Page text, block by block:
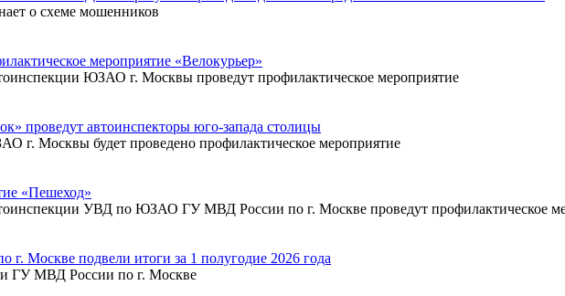
о схеме мошенников
мероприятие «Велокурьер»
ЮЗАО г. Москвы проведут профилактическое мероприятие
проведут автоинспекторы юго-запада столицы
г. Москвы будет проведено профилактическое мероприятие
«Пешеход»
УВД по ЮЗАО ГУ МВД России по г. Москве проведут профилактическое
Москве подвели итоги за 1 полугодие 2026 года
ГУ МВД России по г. Москве